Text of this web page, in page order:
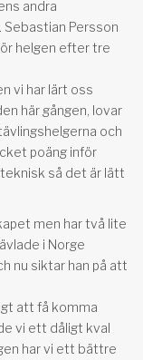
andra
Sebastian Persson
helgen efter tre
vi har lärt oss
här gången, lovar
och
poäng inför
teknisk så det är lätt
men har två lite
i Norge
nu siktar han på att
att få komma
vi ett dåligt kval
har vi ett bättre